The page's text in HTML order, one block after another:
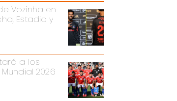
Vozinha en
Estadio y
a los
2026